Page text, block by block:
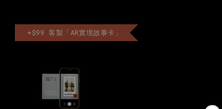
+$99 客製「AR實境故事卡」